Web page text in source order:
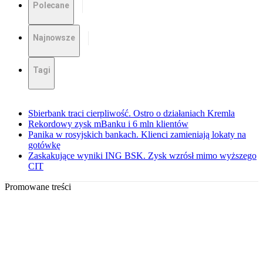
Polecane
Najnowsze
Tagi
Sbierbank traci cierpliwość. Ostro o działaniach Kremla
Rekordowy zysk mBanku i 6 mln klientów
Panika w rosyjskich bankach. Klienci zamieniają lokaty na
gotówkę
Zaskakujące wyniki ING BSK. Zysk wzrósł mimo wyższego
CIT
Promowane treści